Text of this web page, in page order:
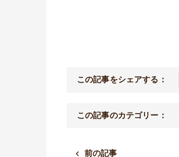
この記事をシェアする：
この記事のカテゴリー：
前の記事